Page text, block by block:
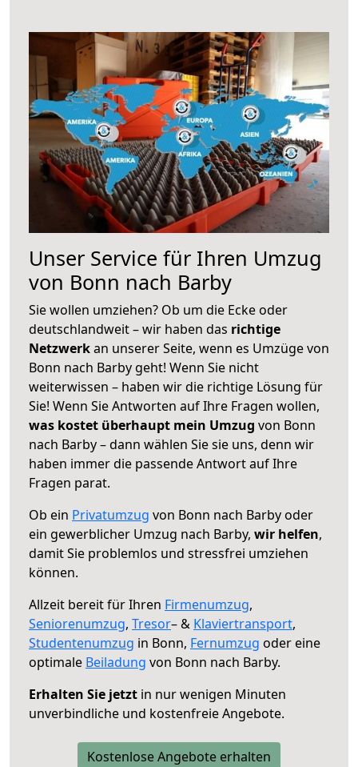
Unser Service für Ihren Umzug
von Bonn nach Barby
Sie wollen umziehen? Ob um die Ecke oder
deutschlandweit – wir haben das richtige
Netzwerkan unserer Seite, wenn es Umzüge von
Bonn nach Barby geht! Wenn Sie nicht
weiterwissen – haben wir die richtige Lösung für
Sie! Wenn Sie Antworten auf Ihre Fragen wollen,
was kostet überhaupt mein Umzug von Bonn
nach Barby – dann wählen Sie sie uns, denn wir
haben immer die passende Antwort auf Ihre
Fragen parat.
Ob ein Privatumzug von Bonn nach Barby oder
ein gewerblicher Umzug nach Barby, wir helfen,
damit Sie problemlos und stressfrei umziehen
können.
Allzeit bereit für Ihren Firmenumzug,
Seniorenumzug, Tresor– & Klaviertransport,
Studentenumzug in Bonn, Fernumzug oder eine
optimale Beiladung von Bonn nach Barby.
Erhalten Sie jetzt in nur wenigen Minuten
unverbindliche und kostenfreie Angebote.
Kostenlose Angebote erhalten